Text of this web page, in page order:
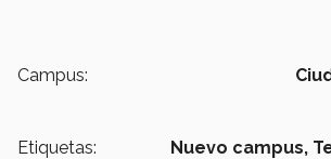
Campus:
Etiquetas: Nuevo campus,